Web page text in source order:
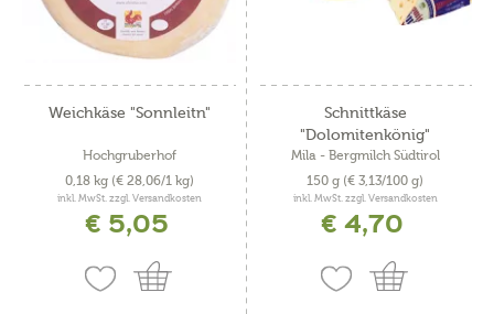
Weichkäse "Sonnleitn"
Hochgruberhof
0,18 kg (€ 28,06/1 kg)
inkl. MwSt. zzgl. Versandkosten
€ 5,05
Schnittkäse
"Dolomitenkönig"
Mila - Bergmilch Südtirol
150 g (€ 3,13/100 g)
inkl. MwSt. zzgl. Versandkosten
€ 4,70